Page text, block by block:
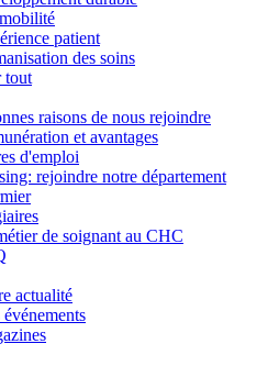
patient
des soins
tout
raisons de nous rejoindre
et avantages
d'emploi
rejoindre notre département
de soignant au CHC
actualité